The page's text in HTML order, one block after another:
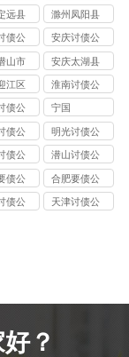
讨债公司
远县
司
滁州凤阳县
讨债公司
债公
安庆讨债公
司
山市
司
安庆太湖县
讨债公司
江区
司
淮南讨债公
司
债公
宁国
债公
明光讨债公
司
债公
潜山讨债公
司
债公
合肥要债公
司
债公
天津讨债公
？